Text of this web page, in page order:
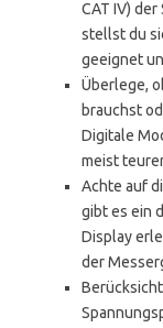
CAT IV)
stellst du
geeignet
Überlege,
brauchst
Digitale
meist
Achte auf
gibt es ein
Display
der